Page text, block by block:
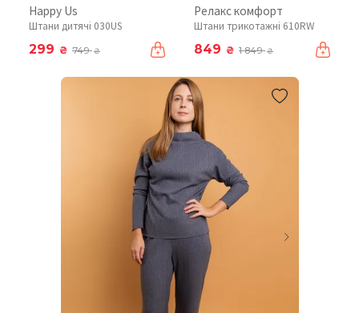
Happy Us
Штани дитячі 030US
299 ₴ 749₴
Релакс комфорт
Штани трикотажні 610RW
849 ₴ 1 849₴